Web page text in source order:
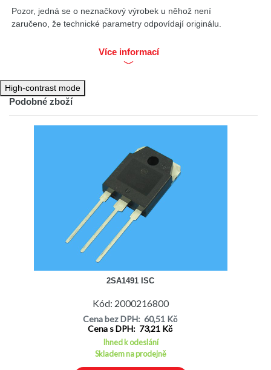
Pozor, jedná se o neznačkový výrobek u něhož není
zaručeno, že technické parametry odpovídají originálu.
Více informací
High-contrast mode
Podobné zboží
2SA1491 ISC
Kód: 2000216800
Cena bez DPH: 60,51 Kč
Cena s DPH: 73,21 Kč
Ihned k odeslání
Skladem na prodejně